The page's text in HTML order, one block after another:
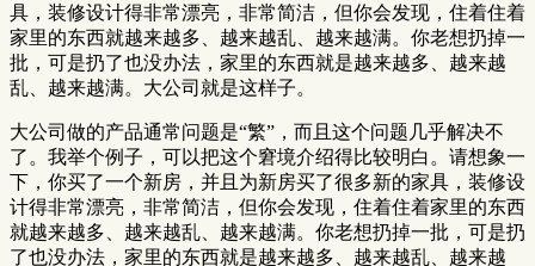
具，装修设计得非常漂亮，非常简洁，但你会发现，住着住着
家里的东西就越来越多、越来越乱、越来越满。你老想扔掉一
批，可是扔了也没办法，家里的东西就是越来越多、越来越
乱、越来越满。大公司就是这样子。
大公司做的产品通常问题是“繁”，而且这个问题几乎解决不
了。我举个例子，可以把这个窘境介绍得比较明白。请想象一
下，你买了一个新房，并且为新房买了很多新的家具，装修设
计得非常漂亮，非常简洁，但你会发现，住着住着家里的东西
就越来越多、越来越乱、越来越满。你老想扔掉一批，可是扔
了也没办法，家里的东西就是越来越多、越来越乱、越来越